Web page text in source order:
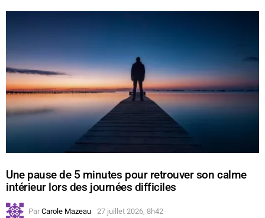
Une pause de 5 minutes pour retrouver son calme
intérieur lors des journées difficiles
Par Carole Mazeau 27 juillet 2026, 8h42